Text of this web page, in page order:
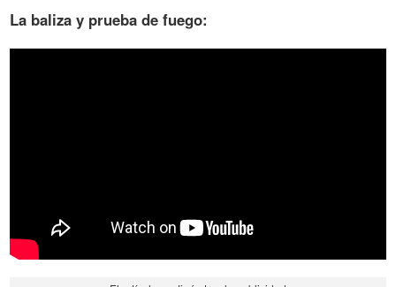
La baliza y prueba de fuego: